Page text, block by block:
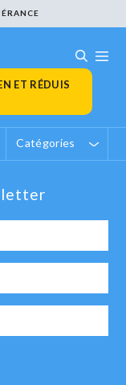
ET RÉDUIS
Catégories